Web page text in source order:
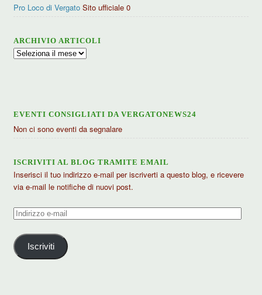
Pro Loco di Vergato Sito ufficiale 0
ARCHIVIO ARTICOLI
Archivio
EVENTI CONSIGLIATI DA VERGATONEWS24
Non ci sono eventi da segnalare
ISCRIVITI AL BLOG TRAMITE EMAIL
Inserisci il tuo indirizzo e-mail per iscriverti a questo blog, e ricevere
via e-mail le notifiche di nuovi post.
Indirizzo
mail
Iscriviti